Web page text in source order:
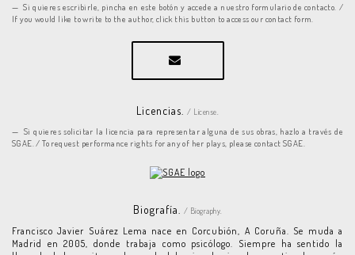
Si quieres escribirle, pincha en este botón y accede a nuestro formulario de contacto. /
If you would like to write to the author, click this button to access our contact form.
Licencias. / License.
Si quieres solicitar la licencia para representar alguna de sus obras, hazlo a través de
SGAE. / To request performance rights for any of her plays, please contact SGAE.
Biografía. / Biography.
Francisco Javier Suárez Lema nace en Corcubión, A Coruña. Se muda a
Madrid en 2005, donde trabaja como psicólogo. Siempre ha sentido la